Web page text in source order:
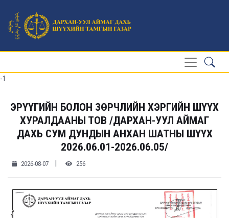
-1
ЭРҮҮГИЙН БОЛОН ЗӨРЧЛИЙН ХЭРГИЙН ШҮҮХ
ХУРАЛДААНЫ ТОВ /ДАРХАН-УУЛ АЙМАГ
ДАХЬ СУМ ДУНДЫН АНХАН ШАТНЫ ШҮҮХ
2026.06.01-2026.06.05/
2026-08-07 | 256